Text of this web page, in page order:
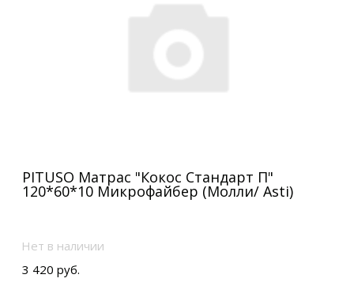
PITUSO Матрас "Кокос Стандарт П"
120*60*10 Микрофайбер (Молли/ Asti)
Нет в наличии
3 420 руб.